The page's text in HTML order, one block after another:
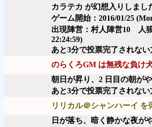
カラテカ が幻想入りしまし
ゲーム開始：2016/01/25
出現陣営：村人陣営10
22:24:59)
あと3分で投票完了されな
のらくろGM は無残な負け
朝日が昇り、2 日目の朝が
あと3分で投票完了されな
リリカル＠シャンハーイ
日が落ち、暗く静かな夜が